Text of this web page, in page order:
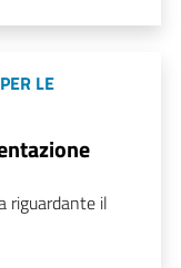
LE
riguardante il